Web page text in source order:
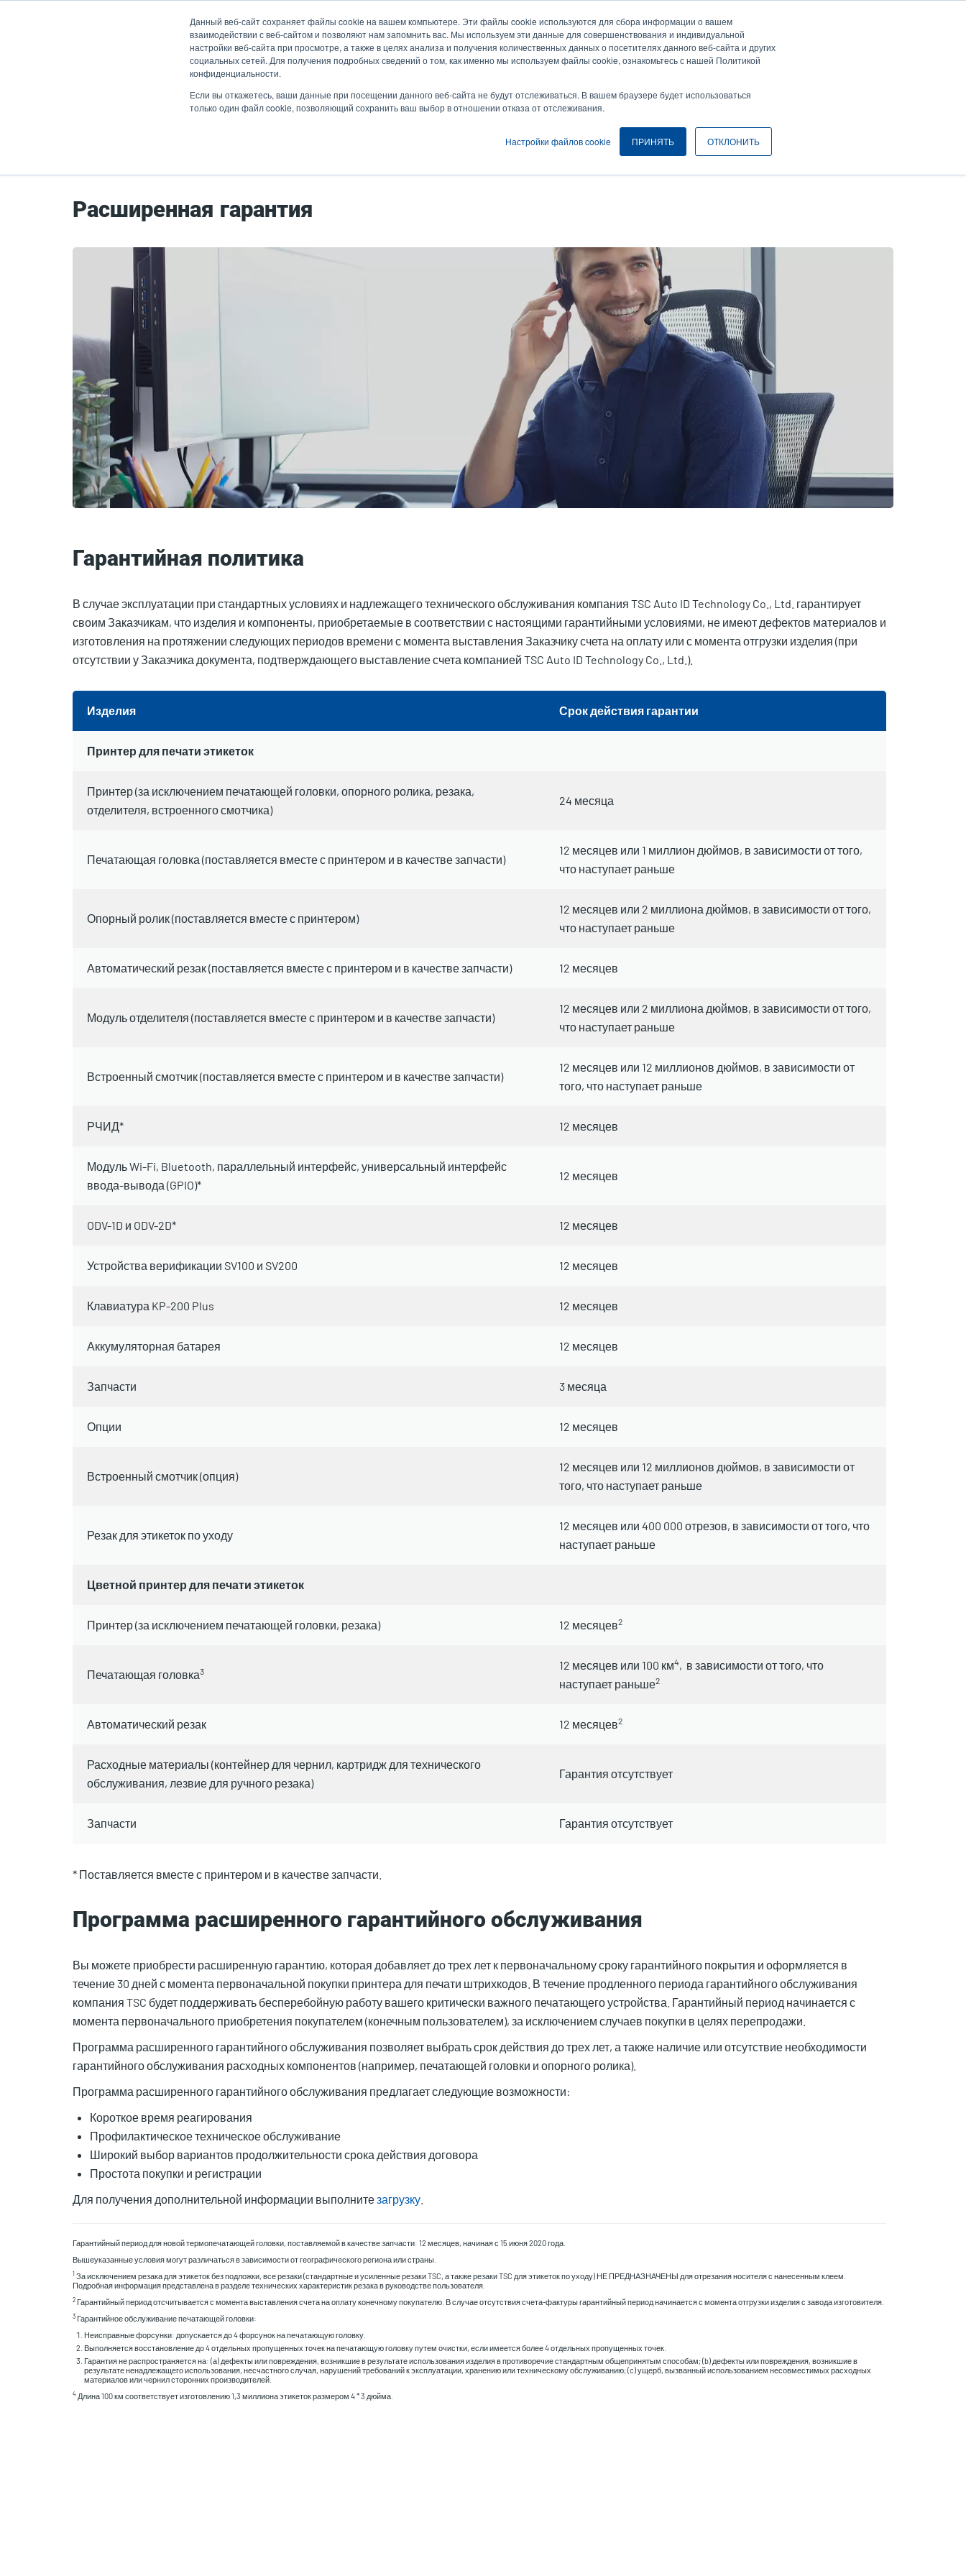
Данный веб-сайт сохраняет файлы cookie на вашем компьютере. Эти файлы cookie используются для сбора информации о вашем
взаимодействии с веб-сайтом и позволяют нам запомнить вас. Мы используем эти данные для совершенствования и индивидуальной
настройки веб-сайта при просмотре, а также в целях анализа и получения количественных данных о посетителях данного веб-сайта и других
социальных сетей. Для получения подробных сведений о том, как именно мы используем файлы cookie, ознакомьтесь с нашей Политикой
конфиденциальности.
Если вы откажетесь, ваши данные при посещении данного веб-сайта не будут отслеживаться. В вашем браузере будет использоваться
только один файл cookie, позволяющий сохранить ваш выбор в отношении отказа от отслеживания.
Настройки файлов cookie ПРИНЯТЬ ОТКЛОНИТЬ
User
account
menu
Новости и события Компания
User
Anonymous
Войти / Зарегистрироваться
Продукты
Header
Расширенная гарантия
Гарантийная политика
В случае эксплуатации при стандартных условиях и надлежащего технического обслуживания компания TSC Auto ID Technology Co., Ltd. гарантирует
своим Заказчикам, что изделия и компоненты, приобретаемые в соответствии с настоящими гарантийными условиями, не имеют дефектов материалов и
изготовления на протяжении следующих периодов времени с момента выставления Заказчику счета на оплату или с момента отгрузки изделия (при
отсутствии у Заказчика документа, подтверждающего выставление счета компанией TSC Auto ID Technology Co., Ltd.).
Изделия Срок действия гарантии
Принтер для печати этикеток
Принтер (за исключением печатающей головки, опорного ролика, резака,
отделителя, встроенного смотчика)
24 месяца
Печатающая головка (поставляется вместе с принтером и в качестве запчасти)
12 месяцев или 1 миллион дюймов, в зависимости от того,
что наступает раньше
Опорный ролик (поставляется вместе с принтером)
12 месяцев или 2 миллиона дюймов, в зависимости от того,
что наступает раньше
Автоматический резак (поставляется вместе с принтером и в качестве запчасти) 12 месяцев
Модуль отделителя (поставляется вместе с принтером и в качестве запчасти)
12 месяцев или 2 миллиона дюймов, в зависимости от того,
что наступает раньше
Встроенный смотчик (поставляется вместе с принтером и в качестве запчасти)
12 месяцев или 12 миллионов дюймов, в зависимости от
того, что наступает раньше
РЧИД* 12 месяцев
Модуль Wi-Fi, Bluetooth, параллельный интерфейс, универсальный интерфейс
ввода-вывода (GPIO)*
12 месяцев
ODV-1D и ODV-2D* 12 месяцев
Устройства верификации SV100 и SV200 12 месяцев
Клавиатура KP-200 Plus 12 месяцев
Аккумуляторная батарея 12 месяцев
Запчасти 3 месяца
Опции 12 месяцев
Встроенный смотчик (опция)
12 месяцев или 12 миллионов дюймов, в зависимости от
того, что наступает раньше
Резак для этикеток по уходу
12 месяцев или 400 000 отрезов, в зависимости от того, что
наступает раньше
Цветной принтер для печати этикеток
Принтер (за исключением печатающей головки, резака) 12 месяцев2
Печатающая головка3 12 месяцев или 100 км4, в зависимости от того, что
наступает раньше2
Автоматический резак 12 месяцев2
Расходные материалы (контейнер для чернил, картридж для технического
обслуживания, лезвие для ручного резака)
Гарантия отсутствует
Запчасти Гарантия отсутствует
* Поставляется вместе с принтером и в качестве запчасти.
Программа расширенного гарантийного обслуживания
Вы можете приобрести расширенную гарантию, которая добавляет до трех лет к первоначальному сроку гарантийного покрытия и оформляется в
течение 30 дней с момента первоначальной покупки принтера для печати штрихкодов. В течение продленного периода гарантийного обслуживания
компания TSC будет поддерживать бесперебойную работу вашего критически важного печатающего устройства. Гарантийный период начинается с
момента первоначального приобретения покупателем (конечным пользователем), за исключением случаев покупки в целях перепродажи.
Программа расширенного гарантийного обслуживания позволяет выбрать срок действия до трех лет, а также наличие или отсутствие необходимости
гарантийного обслуживания расходных компонентов (например, печатающей головки и опорного ролика).
Программа расширенного гарантийного обслуживания предлагает следующие возможности:
Короткое время реагирования
Профилактическое техническое обслуживание
Широкий выбор вариантов продолжительности срока действия договора
Простота покупки и регистрации
Для получения дополнительной информации выполнитезагрузку.
Гарантийный период для новой термопечатающей головки, поставляемой в качестве запчасти: 12 месяцев, начиная с 15 июня 2020 года.
Вышеуказанные условия могут различаться в зависимости от географического региона или страны.
1За исключением резака для этикеток без подложки, все резаки (стандартные и усиленные резаки TSC, а также резаки TSC для этикеток по уходу) НЕ ПРЕДНАЗНАЧЕНЫ для отрезания носителя с нанесенным клеем.
Подробная информация представлена в разделе технических характеристик резака в руководстве пользователя.
2Гарантийный период отсчитывается с момента выставления счета на оплату конечному покупателю. В случае отсутствия счета-фактуры гарантийный период начинается с момента отгрузки изделия с завода изготовителя.
3Гарантийное обслуживание печатающей головки:
Неисправные форсунки: допускается до 4 форсунок на печатающую головку.
Выполняется восстановление до 4 отдельных пропущенных точек на печатающую головку путем очистки, если имеется более 4 отдельных пропущенных точек.
Гарантия не распространяется на: (а) дефекты или повреждения, возникшие в результате использования изделия в противоречие стандартным общепринятым способам; (b) дефекты или повреждения, возникшие в
результате ненадлежащего использования, несчастного случая, нарушений требований к эксплуатации, хранению или техническому обслуживанию; (c) ущерб, вызванный использованием несовместимых расходных
материалов или чернил сторонних производителей.
4 Длина 100 км соответствует изготовлению 1,3 миллиона этикеток размером 4 * 3 дюйма.